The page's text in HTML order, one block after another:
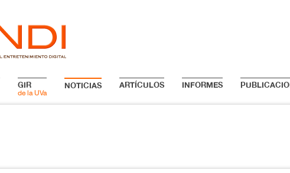
GIR
de la UVa
NOTICIAS ARTÍCULOS INFORMES